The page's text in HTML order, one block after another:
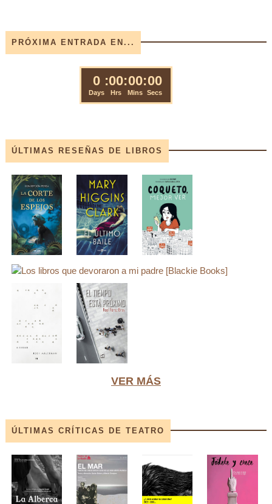
PRÓXIMA ENTRADA EN...
ÚLTIMAS RESEÑAS DE LIBROS
VER MÁS
ÚLTIMAS CRÍTICAS DE TEATRO